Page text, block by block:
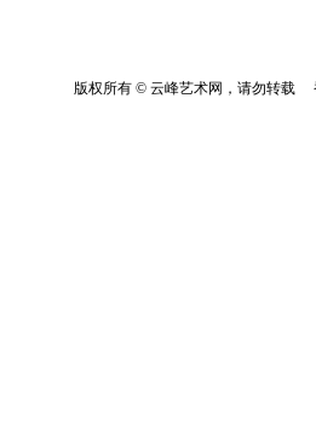
版权所有 © 云峰艺术网，请勿转载